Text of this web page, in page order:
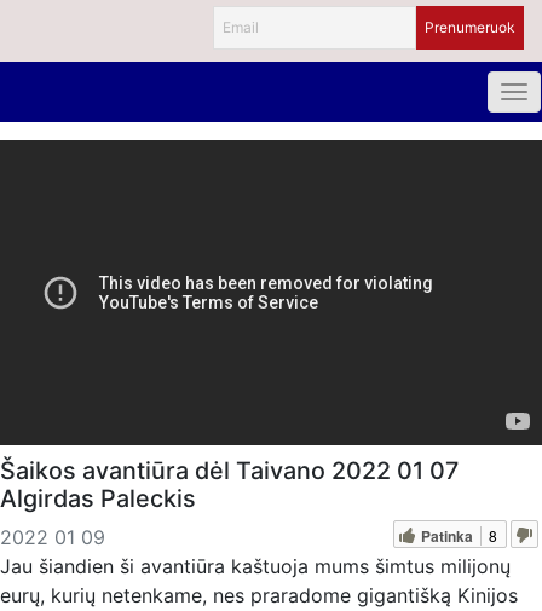
Šaikos avantiūra dėl Taivano 2022 01 07
Algirdas Paleckis
2022 01 09 Patinka 8
Jau šiandien ši avantiūra kaštuoja mums šimtus milijonų
eurų, kurių netenkame, nes praradome gigantišką Kinijos